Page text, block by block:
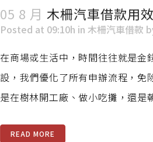
05 8 月 木柵汽車借款用
Posted at 09:10h in 木柵汽車借款
在商場或生活中，時間往往就是
設，我們優化了所有申辦流程，
是在樹林開工廠、做小吃攤，還
READ MORE